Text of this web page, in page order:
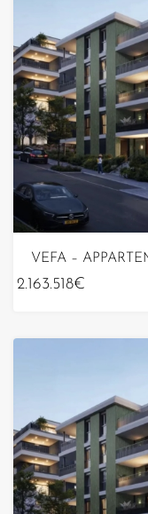
2.163.518€